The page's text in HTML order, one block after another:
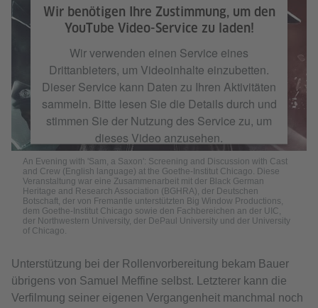
Wir benötigen Ihre Zustimmung, um den
YouTube Video-Service zu laden!
Wir verwenden einen Service eines
Drittanbieters, um Videoinhalte einzubetten.
Dieser Service kann Daten zu Ihren Aktivitäten
sammeln. Bitte lesen Sie die Details durch und
stimmen Sie der Nutzung des Service zu, um
dieses Video anzusehen.
Mehr Informationen
Akzeptieren
Crew (English language) at the Goethe-Institut Chicago. Diese Veranstaltung
war eine Zusammenarbeit mit der Black German Heritage and Research
Association (BGHRA), der Deutschen Botschaft, der von Fremantle
unterstützten Big Window Productions, dem Goethe-Institut Chicago sowie
University und der University of Chicago.
An Evening with 'Sam, a Saxon': Screening and Discussion with Cast
and Crew (English language) at the Goethe-Institut Chicago. Diese
Veranstaltung war eine Zusammenarbeit mit der Black German
Heritage and Research Association (BGHRA), der Deutschen
Botschaft, der von Fremantle unterstützten Big Window Productions,
dem Goethe-Institut Chicago sowie den Fachbereichen an der UIC,
der Northwestern University, der DePaul University und der University
of Chicago.
Unterstützung bei der Rollenvorbereitung bekam Bauer
übrigens von Samuel Meffine selbst. Letzterer kann die
Verfilmung seiner eigenen Vergangenheit manchmal noch